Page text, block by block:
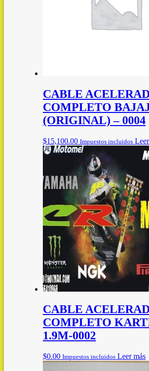
CABLE
COMPLETO
(ORIGINAL) – 0004
$15,100.00 Impuestos incluidos
CABLE
COMPLETO
1.9M-0002
$0.00 Impuestos incluidos Leer más